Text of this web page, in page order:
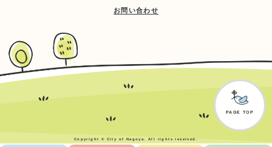
PAGE TOP
お問い合わせ
Copyright © City of Nagoya. All rights reserved.